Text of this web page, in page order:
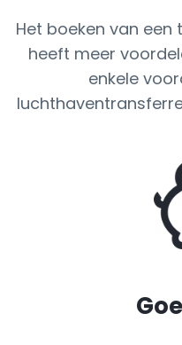
Het boeken van
heeft meer
enkele